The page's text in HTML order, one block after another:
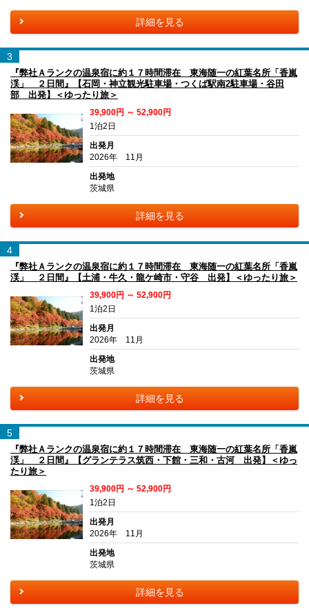
詳細を見る
3
『弊社Ａランクの温泉宿に約１７時間滞在 東海随一の紅葉名所「香嵐
渓」 ２日間』【石岡・神立観光駐車場・つくば駅南2駐車場・谷田
部 出発】＜ゆったり旅＞
39,900円 ～ 52,900円
1泊2日
出発月
2026年 11月
出発地
茨城県
詳細を見る
4
『弊社Ａランクの温泉宿に約１７時間滞在 東海随一の紅葉名所「香嵐
渓」 ２日間』【土浦・牛久・龍ケ崎市・守谷 出発】＜ゆったり旅＞
39,900円 ～ 52,900円
1泊2日
出発月
2026年 11月
出発地
茨城県
詳細を見る
5
『弊社Ａランクの温泉宿に約１７時間滞在 東海随一の紅葉名所「香嵐
渓」 ２日間』【グランテラス筑西・下館・三和・古河 出発】＜ゆっ
たり旅＞
39,900円 ～ 52,900円
1泊2日
出発月
2026年 11月
出発地
茨城県
詳細を見る